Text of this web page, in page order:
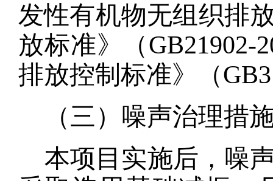
发性有机物无组织排
放标准》（GB21902-
排放控制标准》（
（三）噪声治理措
本项目实施后，噪